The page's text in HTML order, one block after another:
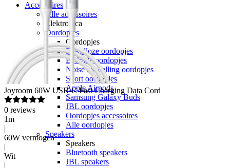
Accessoires
Alle accessoires
Elektronica
Oordopjes
Oordopjes
Draadloze oordopjes
Bedrade oordopjes
Noise cancelling oordopjes
Sport oordopjes
Apple Airpods
Samsung Galaxy Buds
JBL oordopjes
Oordopjes accessoires
Alle oordopjes
Speakers
Speakers
Bluetooth speakers
JBL speakers
Joyroom 60W USB-C Fast Charging Data Cord
0 reviews
1m
|
60W vermogen
|
Wit
|